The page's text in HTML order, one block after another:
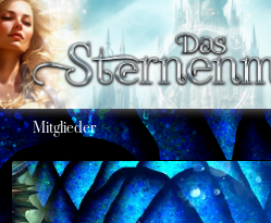
Mitglieder